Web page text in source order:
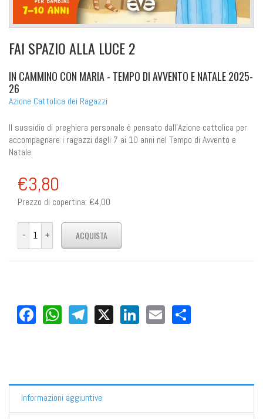
FAI SPAZIO ALLA LUCE 2
IN CAMMINO CON MARIA - TEMPO DI AVVENTO E NATALE 2025-
26
Azione Cattolica dei Ragazzi
Il sussidio di preghiera personale è pensato dall'Azione cattolica per
accompagnare i ragazzi dagli 7 ai 10 anni nel Tempo di Avvento e
Natale.
€3,80
Prezzo di copertina: €4,00
Facebook
WhatsApp
Telegram
X LinkedIn
Email
Informazioni aggiuntive